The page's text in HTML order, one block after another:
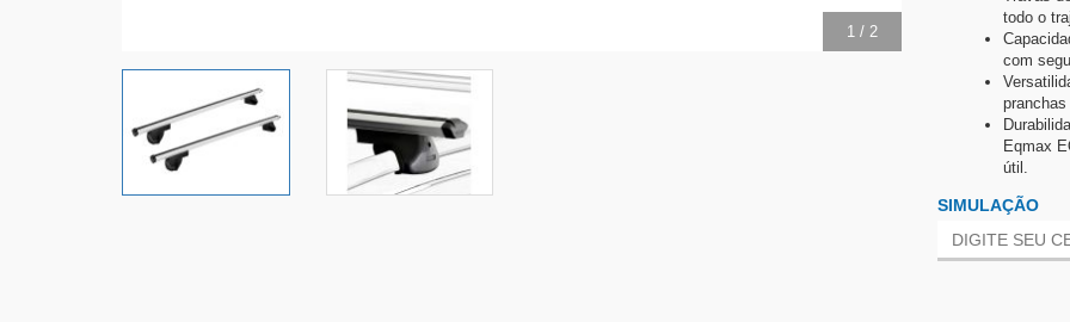
2/ 2
todo o
com
Eqmax
útil.
SIMULAÇÃO